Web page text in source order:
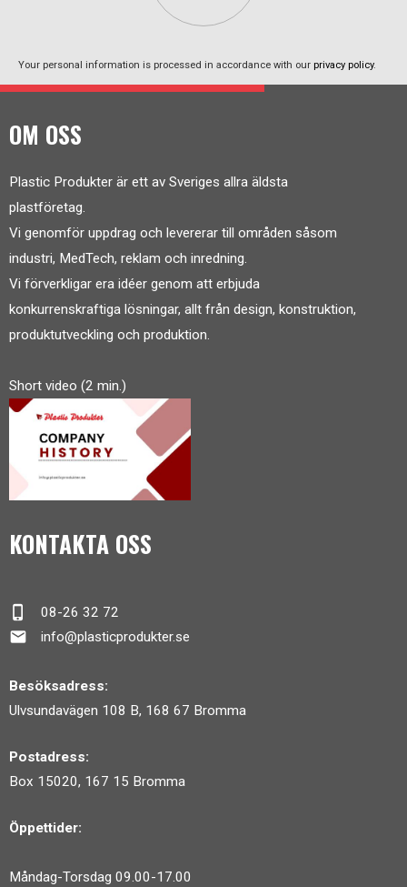
Your personal information is processed in accordance with our privacy policy.
OM OSS
Plastic Produkter är ett av Sveriges allra äldsta
plastföretag.
Vi genomför uppdrag och levererar till områden såsom
industri, MedTech, reklam och inredning.
Vi förverkligar era idéer genom att erbjuda
konkurrenskraftiga lösningar, allt från design, konstruktion,
produktutveckling och produktion.
Short video (2 min.)
KONTAKTA OSS
phone_iphone 08-26 32 72
mail info@plasticprodukter.se
Besöksadress:
Ulvsundavägen 108 B, 168 67 Bromma
Postadress:
Box 15020, 167 15 Bromma
Öppettider:
Måndag-Torsdag 09.00-17.00